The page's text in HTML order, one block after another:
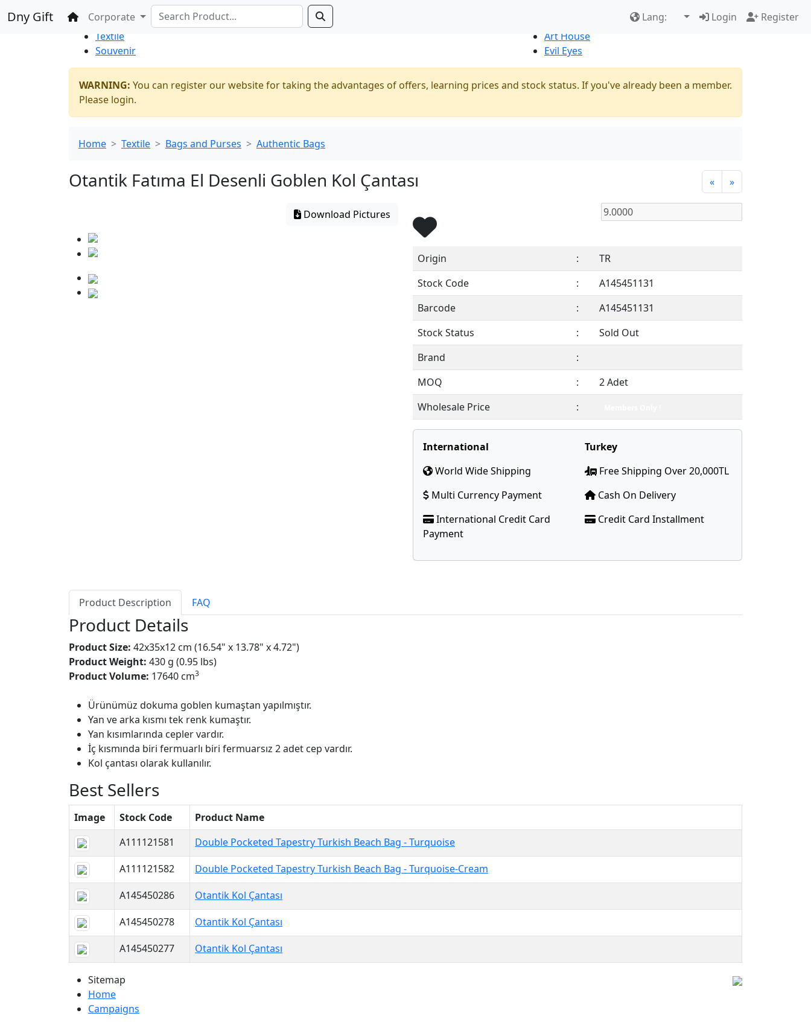
Dny Gift Home
Corporate Lang: Login Register
WholesaleShopping
Thrift Shop
Textile
Souvenir
Art House
Evil Eyes
WARNING: You can register our website for taking the advantages of offers, learning prices and stock status. If you've already been a member.
Please login.
Home Textile Bags and Purses Authentic Bags
Otantik Fatıma El Desenli Goblen Kol Çantası « »
Download Pictures
Origin :
TR
Stock Code
:
A145451131
Barcode
:
A145451131
Stock Status
:
Sold Out
Brand
:
MOQ
:
2 Adet
Wholesale Price
:
International
World Wide Shipping
Multi Currency Payment
International Credit Card
Payment
Turkey
Free Shipping Over 20,000TL
Cash On Delivery
Credit Card Installment
Product Description FAQ
Product Details
Product Size: 42x35x12 cm (16.54" x 13.78" x 4.72")
Product Weight: 430 g (0.95 lbs)
Product Volume: 17640 cm3
Ürünümüz dokuma goblen kumaştan yapılmıştır.
Yan ve arka kısmı tek renk kumaştır.
Yan kısımlarında cepler vardır.
İç kısmında biri fermuarlı biri fermuarsız 2 adet cep vardır.
Kol çantası olarak kullanılır.
Best Sellers
Image Stock Code
Product Name
A111121581
Double Pocketed Tapestry Turkish Beach Bag - Turquoise
A111121582
Double Pocketed Tapestry Turkish Beach Bag - Turquoise-Cream
A145450286
Otantik Kol Çantası
A145450278
Otantik Kol Çantası
A145450277
Otantik Kol Çantası
Sitemap
Home
Campaigns